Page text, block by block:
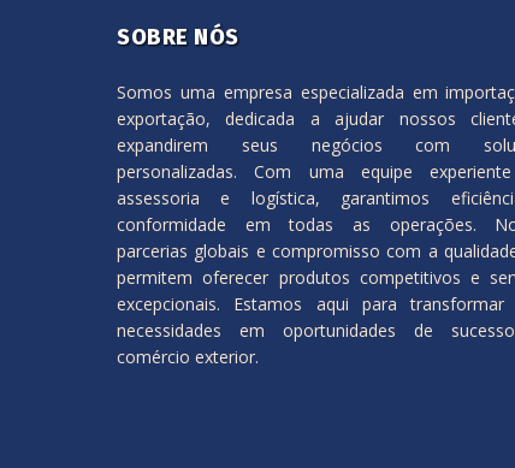
SOBRE NÓS
Somos uma empresa especializada em
exportação, dedicada a ajudar nossos
expandirem seus negócios com
personalizadas. Com uma equipe
assessoria e logística, garantimos
conformidade em todas as operações.
parcerias globais e compromisso com a
permitem oferecer produtos competitivos e
excepcionais. Estamos aqui para transformar
necessidades em oportunidades de
comércio exterior.